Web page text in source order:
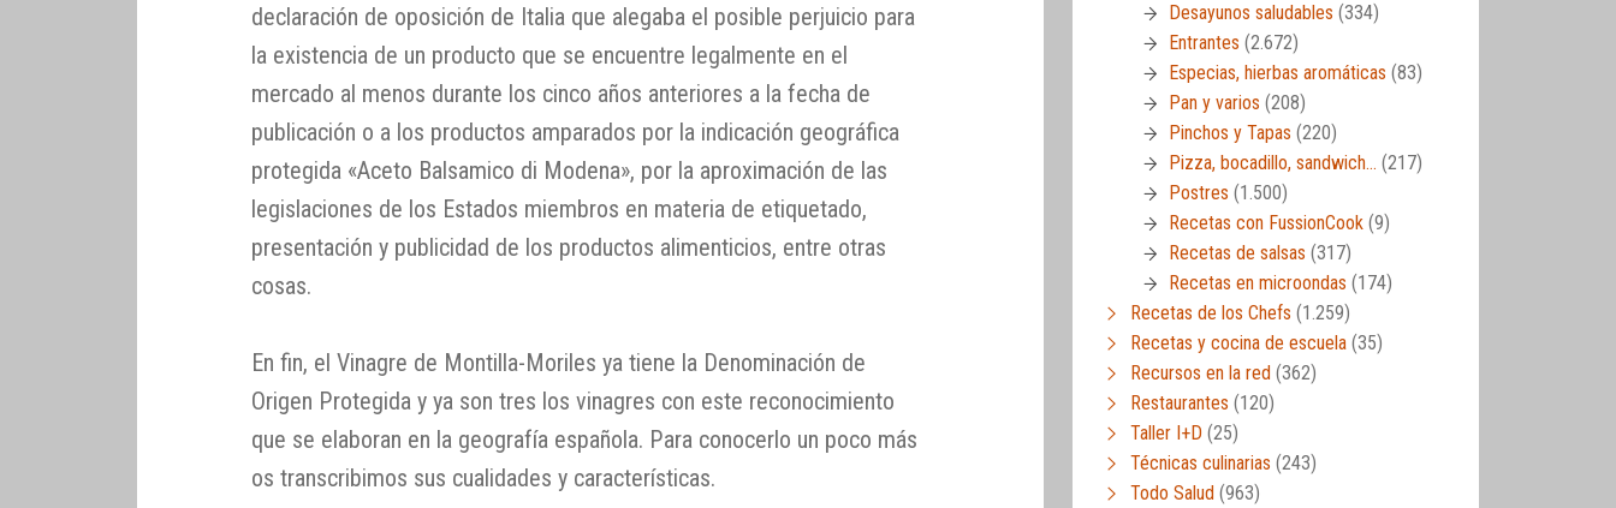
declaración de oposición de Italia que alegaba el posible perjuicio para
la existencia de un producto que se encuentre legalmente en el
mercado al menos durante los cinco años anteriores a la fecha de
publicación o a los productos amparados por la indicación geográfica
protegida «Aceto Balsamico di Modena», por la aproximación de las
legislaciones de los Estados miembros en materia de etiquetado,
presentación y publicidad de los productos alimenticios, entre otras
cosas.
En fin, el Vinagre de Montilla-Moriles ya tiene la Denominación de
Origen Protegida y ya son tres los vinagres con este reconocimiento
que se elaboran en la geografía española. Para conocerlo un poco más
os transcribimos sus cualidades y características.
Desayunos saludables (334)
Entrantes (2.672)
Especias, hierbas aromáticas (83)
Pan y varios (208)
Pinchos y Tapas (220)
Pizza, bocadillo, sandwich… (217)
Postres (1.500)
Recetas con FussionCook (9)
Recetas de salsas (317)
Recetas en microondas (174)
Recetas de los Chefs (1.259)
Recetas y cocina de escuela (35)
Recursos en la red (362)
Restaurantes (120)
Taller I+D (25)
Técnicas culinarias (243)
Todo Salud (963)